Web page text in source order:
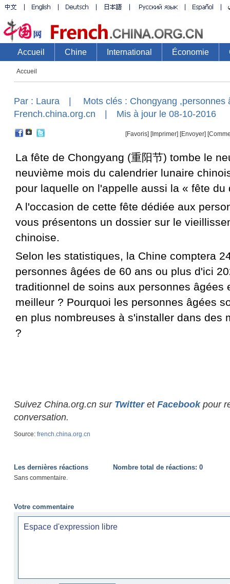
Accueil
Par : Laura | Mots clés : Chongyang ,personnes
French.china.org.cn | Mis à jour le 08-10-2016
[Favoris] [Imprimer] [Envoyer]
La fête de Chongyang (重阳节) tombe le
neuvième mois du calendrier lunaire
pour laquelle on l'appelle aussi la « fête du
A l'occasion de cette fête dédiée aux
vous présentons un dossier sur le
chinoise.
Selon les statistiques, la Chine comptera
personnes âgées de 60 ans ou plus d'ici
traditionnel de soins aux personnes âgées
meilleur ? Pourquoi les personnes âgées
en plus nombreuses à s'installer dans des
?
Suivez China.org.cn sur Twitteret Facebookpour
conversation.
Source: french.china.org.cn
Les dernières réactions Nombre total de réactions: 0
Sans commentaire.
Votre commentaire